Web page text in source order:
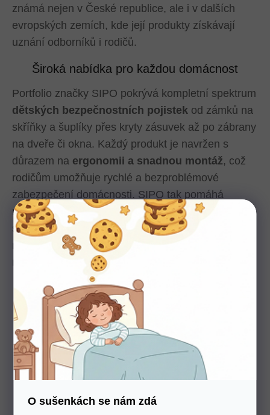
O sušenkách se nám zdá
známá nejen v České republice, ale i v dalších
evropských zemích, kde její produkty získávají
uznání odborníků i rodičů.
Široká nabídka pro každou domácnost
Portfolio značky SIPO pokrývá kompletní spektrum
dětských bezpečnostních pojistek od zámků na
skříňky a šuplíky přes kryty zásuvek až po zábrany
na dveře či okna. Každý produkt je navržen s
důrazem na ergonomii a snadnou montáž, což
rodičům umožňuje rychlé a bezproblémové
zabezpečení domácnosti. SIPO tak pomáhá
rodinám vytvářet prostředí, kde se děti mohou
svobodně pohybovat a objevovat svět, aniž by byli
rodiče vystaveni neustálému stresu z možných
nehod.
Co SIPO nabízí?
Dětské bezpečnostní